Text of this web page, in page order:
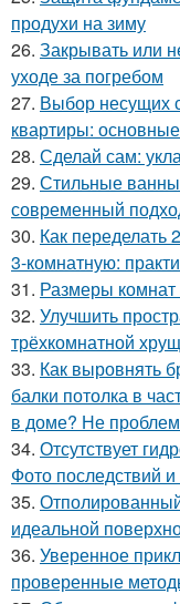
продухи на зиму
26. Закрывать или
уходе за погребом
27. Выбор несущих
квартиры:
28. Сделай сам:
29. Стильные
современный
30. Как переделать
3-комнатную:
31. Размеры
32. Улучшить
трёхкомнатной
33. Как выровнять
балки потолка в
в доме? Не
34. Отсутствует
Фото последствий и
35.
идеальной
36. Уверенное
проверенные